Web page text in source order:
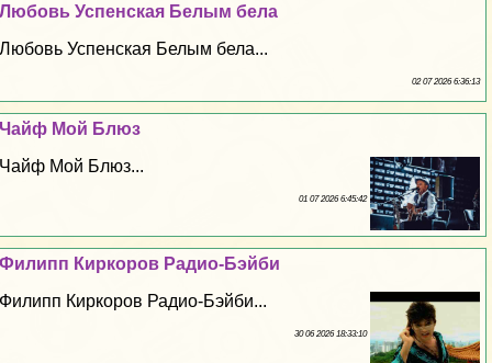
Любовь Успенская Белым бела
Любовь Успенская Белым бела...
02 07 2026 6:36:13
Чайф Мой Блюз
Чайф Мой Блюз...
01 07 2026 6:45:42
Филипп Киркоров Радио-Бэйби
Филипп Киркоров Радио-Бэйби...
30 06 2026 18:33:10